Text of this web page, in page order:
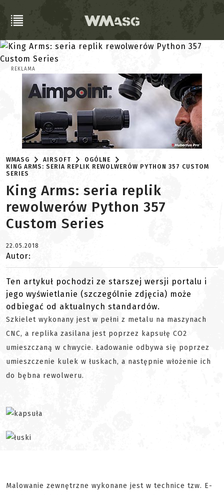
REKLAMA
WMASG AIRSOFT
OGÓLNE
KING ARMS: SERIA REPLIK REWOLWERÓW PYTHON 357 CUSTOM
SERIES
King Arms: seria replik
rewolwerów Python 357
Custom Series
22.05.2018
Autor:
Ten artykuł pochodzi ze starszej wersji portalu i
jego wyświetlanie (szczególnie zdjęcia) może
odbiegać od aktualnych standardów.
Szkielet wykonany jest w pełni z metalu na maszynach
CNC, a replika zasilana jest poprzez kapsułę CO2
umieszczaną w chwycie. Ładowanie odbywa się poprzez
umieszczenie kulek w łuskach, a następnie włożenie ich
do bębna rewolweru.
Malowanie zewnętrzne wykonane jest w technice tzw. E-